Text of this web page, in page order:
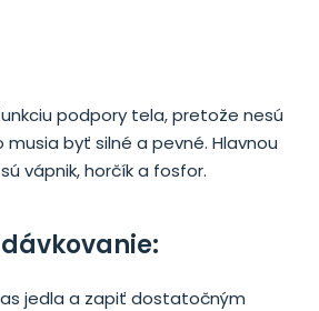
podpory tela, pretože nesú
musia byť silné a pevné. Hlavnou
vápnik, horčík a fosfor.
jedla a zapiť dostatočným